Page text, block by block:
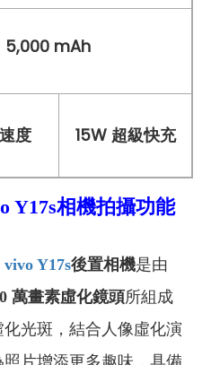
5,000 mAh
度 15W 超級快充
Y17s相機拍攝功能
vivo Y17s後置相機是由
萬畫素虛化鏡頭所組成
光斑，結合人像虛化演
片增添更多趣味，具備